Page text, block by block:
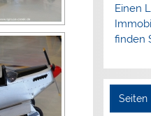
Einen
finden
Seiten